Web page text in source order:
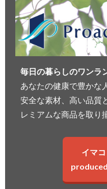
毎日の暮らしのワンラ
あなたの健康で豊かな
安全な素材、高い品質
レミアムな商品を取り
イマ